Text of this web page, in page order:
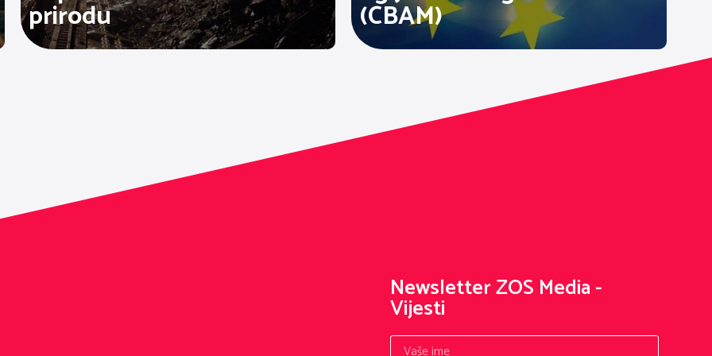
prirodu (CBAM)
Newsletter ZOS Media -
Vijesti